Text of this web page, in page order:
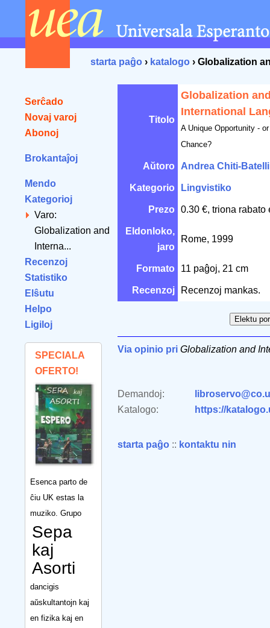
starta paĝo › katalogo › Globalization
Serĉado
Novaj varoj
Abonoj
Brokantaĵoj
Mendo
Kategorioj
Varo:
Globalization and
Interna...
Recenzoj
Statistiko
Elŝutu
Helpo
Ligiloj
SPECIALA
OFERTO!
Esenca parto de
ĉiu UK estas la
muziko. Grupo
Sepa
kaj
Asorti
dancigis
aŭskultantojn kaj
en fizika kaj en
Titolo
Globalization
International
A Unique Opportunity -
Chance?
Aŭtoro Andrea Chiti-Batelli
Kategorio Lingvistiko
Prezo 0.30 €, triona rabato
Eldonloko,
jaro
Rome, 1999
Formato 11 paĝoj, 21 cm
Recenzoj Recenzoj mankas.
Via opinio pri Globalization and
Demandoj:
Katalogo:
https://
starta paĝo :: kontaktu nin